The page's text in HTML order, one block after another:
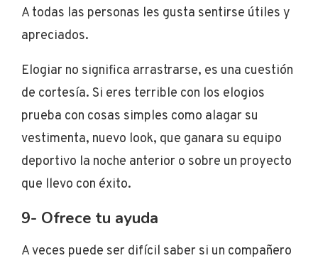
A todas las personas les gusta sentirse útiles y
apreciados.
Elogiar no significa arrastrarse, es una cuestión
de cortesía. Si eres terrible con los elogios
prueba con cosas simples como alagar su
vestimenta, nuevo look, que ganara su equipo
deportivo la noche anterior o sobre un proyecto
que llevo con éxito.
9- Ofrece tu ayuda
A veces puede ser difícil saber si un compañero